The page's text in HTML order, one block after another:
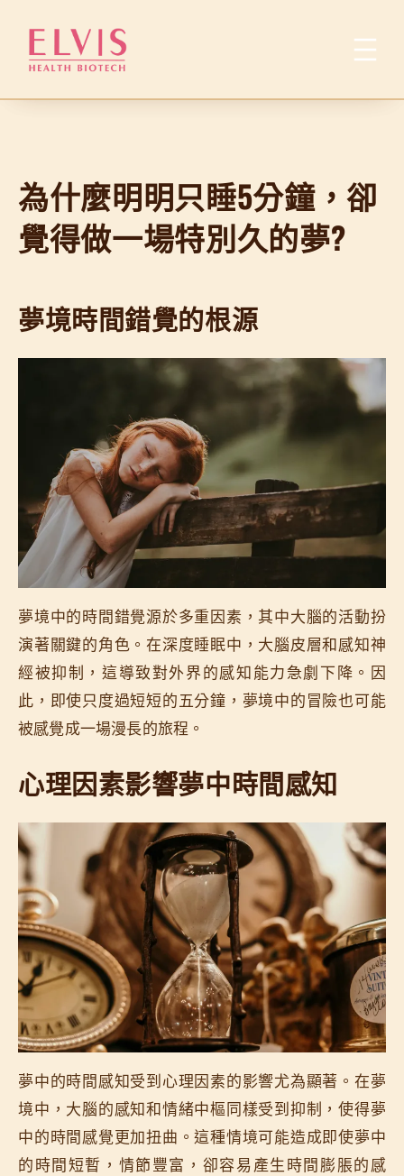
要
為什麼明明只睡5分鐘，卻
覺得做一場特別久的夢?
夢境時間錯覺的根源
夢境中的時間錯覺源於多重因素，其中大腦的活動扮
演著關鍵的角色。在深度睡眠中，大腦皮層和感知神
經被抑制，這導致對外界的感知能力急劇下降。因
此，即使只度過短短的五分鐘，夢境中的冒險也可能
被感覺成一場漫長的旅程。
心理因素影響夢中時間感知
夢中的時間感知受到心理因素的影響尤為顯著。在夢
境中，大腦的感知和情緒中樞同樣受到抑制，使得夢
中的時間感覺更加扭曲。這種情境可能造成即使夢中
的時間短暫，情節豐富，卻容易產生時間膨脹的感